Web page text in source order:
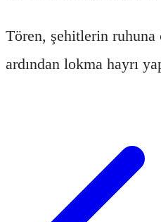
Tören, şehitlerin ruhuna
ardından lokma hayrı